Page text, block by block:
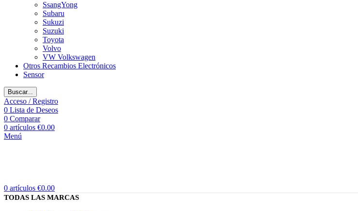
SsangYong
Subaru
Sukuzi
Suzuki
Toyota
Volvo
VW Volkswagen
Otros Recambios Electrónicos
Sensor
Buscar...
Acceso / Registro
0 Lista de Deseos
0 Comparar
0 artículos €0.00
Menú
0 artículos €0.00
TODAS LAS MARCAS